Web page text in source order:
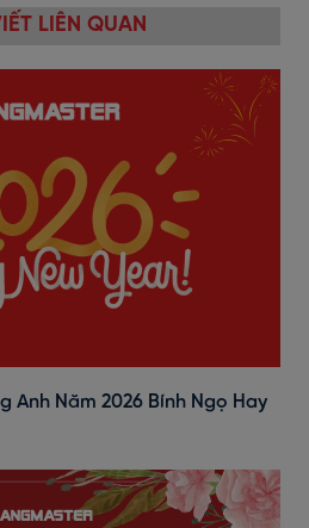
LIÊN QUAN
Anh Năm 2026 Bính Ngọ Hay